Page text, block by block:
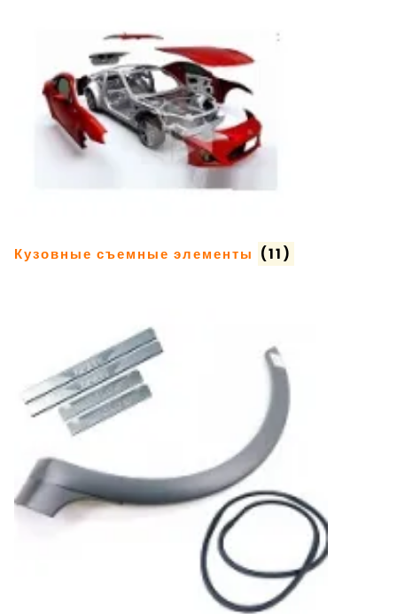
Кузовные съемные элементы (11)